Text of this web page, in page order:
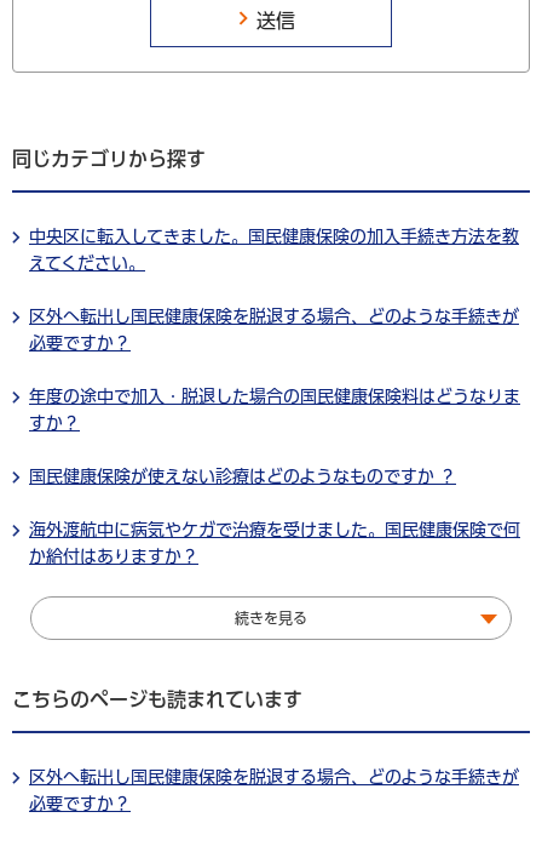
同じカテゴリから探す
中央区に転入してきました。国民健康保険の加入手続き方法を教
えてください。
区外へ転出し国民健康保険を脱退する場合、どのような手続きが
必要ですか？
年度の途中で加入・脱退した場合の国民健康保険料はどうなりま
すか？
国民健康保険が使えない診療はどのようなものですか ？
海外渡航中に病気やケガで治療を受けました。国民健康保険で何
か給付はありますか？
続きを見る
こちらのページも読まれています
区外へ転出し国民健康保険を脱退する場合、どのような手続きが
必要ですか？